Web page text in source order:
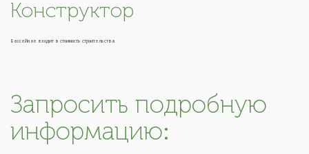
Конструктор
Бассейн не входит в стоимость строительства
Запросить подробную
информацию: